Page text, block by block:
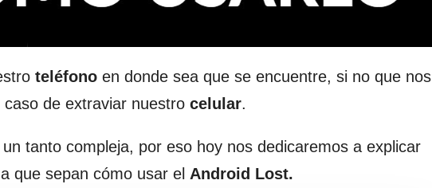
teléfono en donde sea que se encuentre, si no que nos
de extraviar nuestro celular.
un tanto compleja, por eso hoy nos dedicaremos a explicar
que sepan cómo usar el Android Lost.